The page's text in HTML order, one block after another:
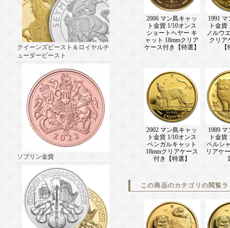
クイーンズビースト＆ロイヤルチ
ューダービースト
ソブリン金貨
2006 マン島キャッ
ト金貨 1/10オンス
ショートヘヤー キ
ャット 18mmクリア
ケース付き【特選】
1991
ト金貨
ノルウ
クリア
2002 マン島キャッ
ト金貨 1/10オンス
ベンガルキャット
18mmクリアケース
付き【特選】
1989
ト金貨
ペルシ
リアケ
この商品のカテゴリの閲覧